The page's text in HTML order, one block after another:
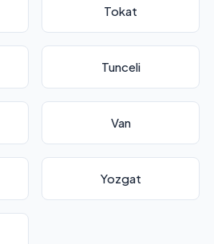
Tokat
Tunceli
Van
Yozgat